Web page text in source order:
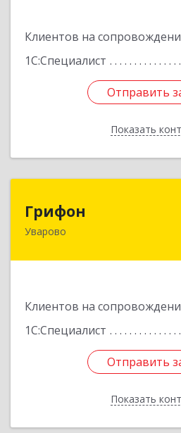
Клиентов на
1С:Специалист
Отправить
Показать
Отправить
Назад
Грифон
Уварово
Клиентов на
1С:Специалист
Отправить
Показать
393461, Тамбовская обл,
Отправить
Назад